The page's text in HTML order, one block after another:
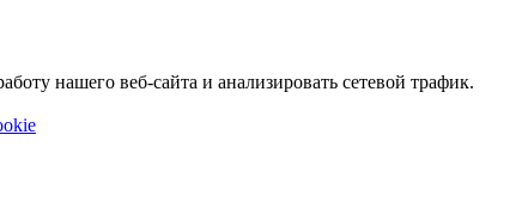
нашего веб-сайта и анализировать сетевой трафик.